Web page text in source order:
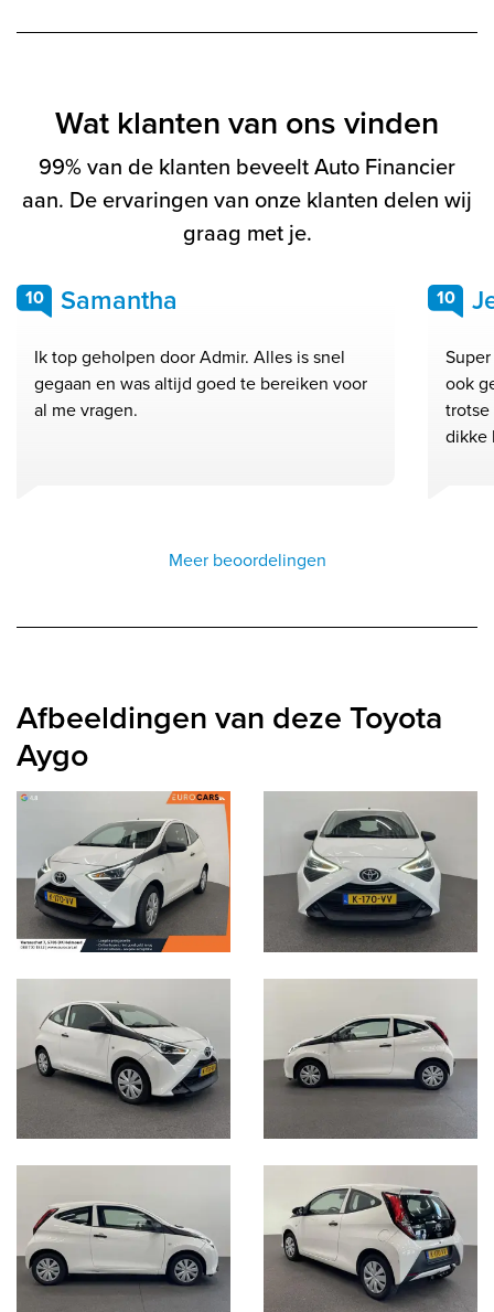
Wat klanten van ons vinden
99% van de klanten beveelt Auto Financier
aan. De ervaringen van onze klanten delen wij
graag met je.
10 Samantha
Ik top geholpen door Admir. Alles is snel
gegaan en was altijd goed te bereiken voor
al me vragen.
10
ook
dikke
Meer beoordelingen
Afbeeldingen van deze Toyota
Aygo